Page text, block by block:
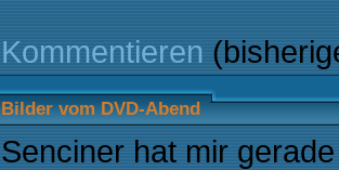
Kommentieren
Bilder vom DVD-Abend
Senciner hat mir